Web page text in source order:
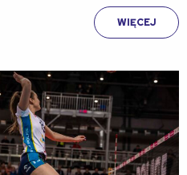
WIĘCEJ